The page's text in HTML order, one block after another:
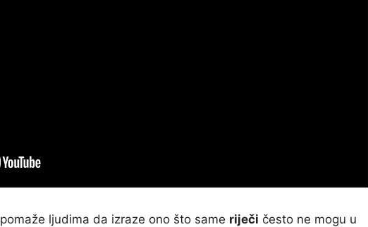
pomaže ljudima da izraze ono što same riječi često ne mogu u